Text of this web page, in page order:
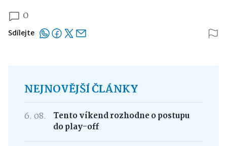
0
Sdílejte
NEJNOVĚJŠÍ ČLÁNKY
6. 08.
Tento víkend rozhodne o postupu
do play-off